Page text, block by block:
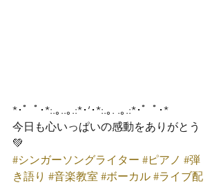
*･゜ﾟ･*:.｡..｡.:*･’･*:.｡. .｡.:*･゜ﾟ･*
今日も心いっぱいの感動をありがとう
💚
#シンガーソングライター #ピアノ #弾
き語り #音楽教室 #ボーカル #ライブ配